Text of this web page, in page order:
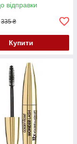
відправки
335 ₴
Купити